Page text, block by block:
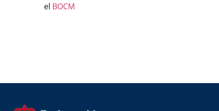
el BOCM